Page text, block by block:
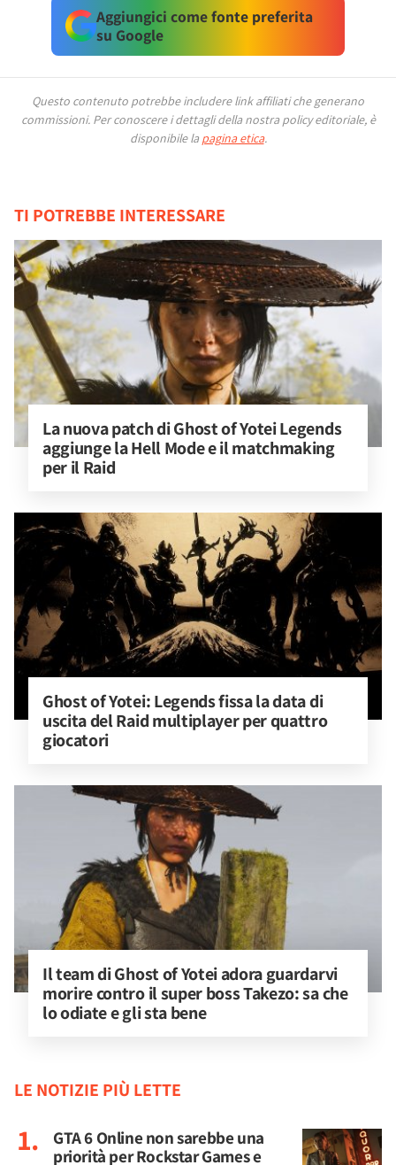
Aggiungici come fonte preferita
su Google
Questo contenuto potrebbe includere link affiliati che generano
commissioni. Per conoscere i dettagli della nostra policy editoriale, è
disponibile la pagina etica.
TI POTREBBE INTERESSARE
La nuova patch di Ghost of Yotei Legends
aggiunge la Hell Mode e il matchmaking
per il Raid
Ghost of Yotei: Legends fissa la data di
uscita del Raid multiplayer per quattro
giocatori
Il team di Ghost of Yotei adora guardarvi
morire contro il super boss Takezo: sa che
lo odiate e gli sta bene
LE NOTIZIE PIÙ LETTE
GTA 6 Online non sarebbe una
priorità per Rockstar Games e